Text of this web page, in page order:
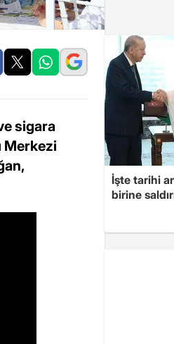
sigara
Merkezi
İşte tarihi
birine